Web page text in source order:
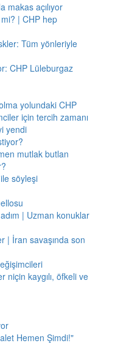
makas açılıyor
| CHP hep
Tüm yönleriyle
CHP Lüleburgaz
yolundaki CHP
için tercih zamanı
yendi
mutlak butlan
söyleşi
| Uzman konuklar
| İran savaşında son
niçin kaygılı, öfkeli ve
Hemen Şimdi!"